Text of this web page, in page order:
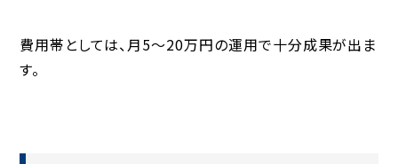
費用帯としては、月5〜20万円の運用で十分成果が出ま
す。